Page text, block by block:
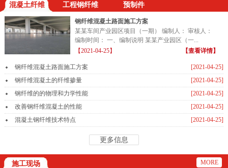
混凝土纤维 工程钢纤维 预制件
钢纤维混凝土路面施工方案
某某车间产业园区项目（一期） 编制人： 审核人：
编制时间： 一、编制说明 某某产业园区（一...
【2021-04-25】
【查看详情】
[2021-04-25]
钢纤维混凝土路面施工方案
[2021-04-25]
钢纤维混凝土的纤维掺量
[2021-04-25]
钢纤维的的物理和力学性能
[2021-04-25]
改善钢纤维混凝土的性能
[2021-04-25]
混凝土钢纤维技术特点
更多信息
施工现场 MORE